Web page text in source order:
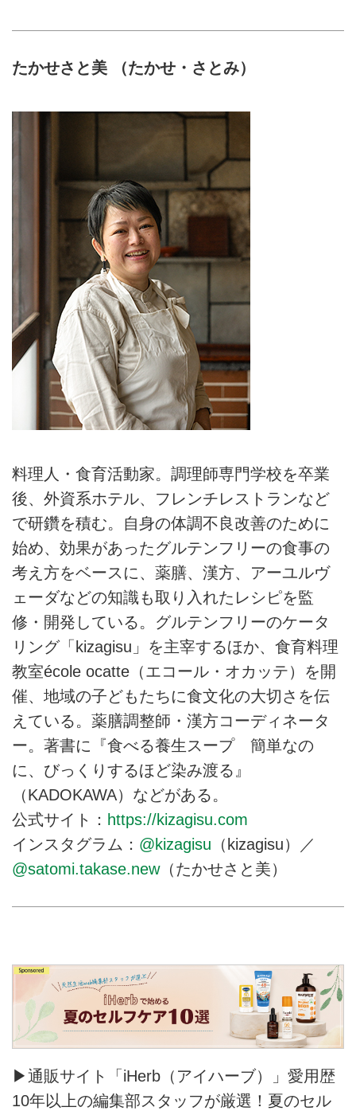
たかせさと美 （たかせ・さとみ）
料理人・食育活動家。調理師専門学校を卒業
後、外資系ホテル、フレンチレストランなど
で研鑽を積む。自身の体調不良改善のために
始め、効果があったグルテンフリーの食事の
考え方をベースに、薬膳、漢方、アーユルヴ
ェーダなどの知識も取り入れたレシピを監
修・開発している。グルテンフリーのケータ
リング「kizagisu」を主宰するほか、食育料理
教室école ocatte（エコール・オカッテ）を開
催、地域の子どもたちに食文化の大切さを伝
えている。薬膳調整師・漢方コーディネータ
ー。著書に『食べる養生スープ 簡単なの
に、びっくりするほど染み渡る』
（KADOKAWA）などがある。
公式サイト： https://kizagisu.com
インスタグラム： @kizagisu （kizagisu）／
@satomi.takase.new（たかせさと美）
▶通販サイト「iHerb（アイハーブ）」愛用歴
10年以上の編集部スタッフが厳選！夏のセル